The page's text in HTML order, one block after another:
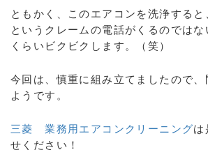
ともかく、このエアコンを洗浄する
というクレームの電話がくるのでは
くらいビクビクします。（笑）
今回は、慎重に組み立てましたので、
ようです。
三菱 業務用エアコンクリーニングは
せください！